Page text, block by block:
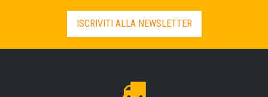
ISCRIVITI ALLA NEWSLETTER